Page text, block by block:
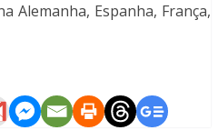
Alemanha, Espanha, França,